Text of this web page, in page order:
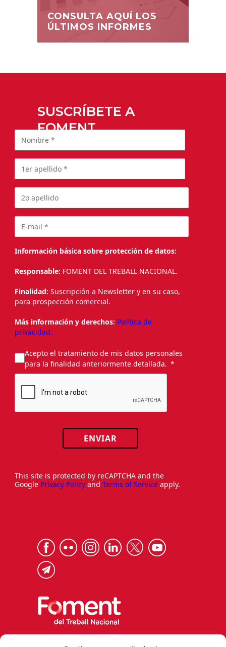
CONSULTA AQUÍ LOS
ÚLTIMOS INFORMES
SUSCRÍBETE A
FOMENT
Información básica sobre protección de datos:
Responsable: FOMENT DEL TREBALL NACIONAL.
Finalidad: Suscripción a Newsletter y en su caso,
para prospección comercial.
Más información y derechos: Política de
privacidad.
Acepto el tratamiento de mis datos personales
para la finalidad anteriormente detallada.
ENVIAR
This site is protected by reCAPTCHA and the
Google Privacy Policy and Terms of Service apply.